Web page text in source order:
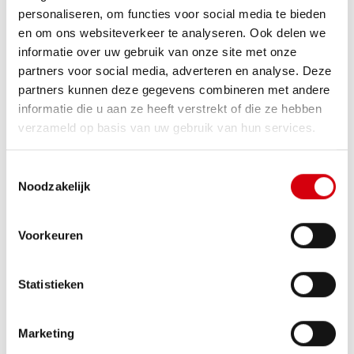
personaliseren, om functies voor social media te bieden
en om ons websiteverkeer te analyseren. Ook delen we
informatie over uw gebruik van onze site met onze
partners voor social media, adverteren en analyse. Deze
partners kunnen deze gegevens combineren met andere
informatie die u aan ze heeft verstrekt of die ze hebben
verzameld op basis van uw gebruik van hun services.
Noodzakelijk
Voorkeuren
Statistieken
Marketing
letten wanneer je aankoopt
op plan?
Hoewel nieuwbouw kopen op plan veel voordelen biedt, is
een doordachte aanpak essentieel. We lijsten hieronder
graag nog enkele belangrijke aandachtspunten op die jou
kunnen beschermen bij je aankoop.
Controleer de reputatie van de bouwheer:bekijk
Lees het lastenboek grondig:
het lastenboek is
juridisch doorslaggevend en bepaalt exact welke
Let op de hiërarchie van documenten:
ondertekende addenda, het verkooplastenboek, de
vergunde plannen en de commerciële plannen en
Denk vooruit wanneer je nieuwbouw aankoopt:
hou rekening met timing, financiering en eventuele